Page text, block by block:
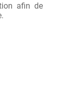
afin de